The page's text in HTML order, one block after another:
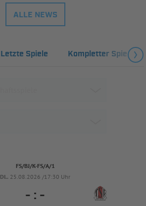
ALLE NEWS
Letzte Spiele Kompletter Spielplan
FS/BJ/K-FS/A/1
DI.. 25.08.2026 /17:30 Uhr
- : -